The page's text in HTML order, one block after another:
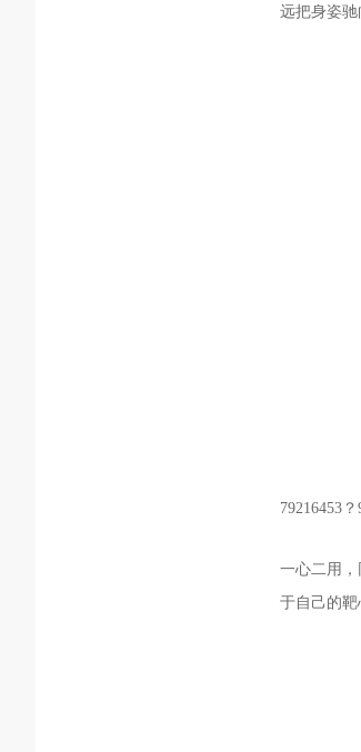
远把身姿
79216453
一心二用
于自己的靶